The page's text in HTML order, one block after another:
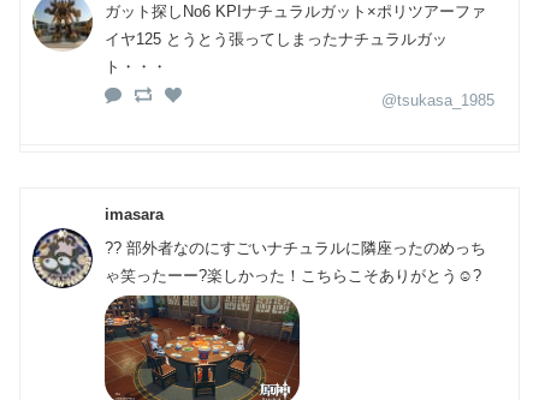
ガット探しNo6 KPIナチュラルガット×ポリツアーファ
イヤ125 とうとう張ってしまったナチュラルガッ
ト・・・
@tsukasa_1985
imasara
?? 部外者なのにすごいナチュラルに隣座ったのめっち
ゃ笑ったーー?楽しかった！こちらこそありがとう☺️?